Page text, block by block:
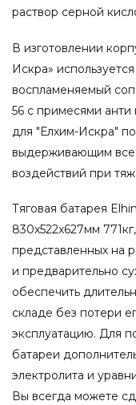
раствор серной
В изготовлении
Искра»
воспламеняемый
56 с примесями
для "Елхим-Искра"
выдерживающим все
воздействий при
Тяговая батарея
830x522x627мм
представленных на
и предварительно
обеспечить
складе без потери
эксплуатацию. Для
батареи
электролита и
Вы всегда можете